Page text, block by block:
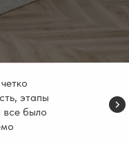
этапы
все было